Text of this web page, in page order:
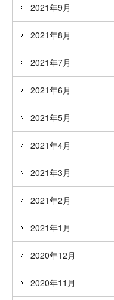
2021年9月
2021年8月
2021年7月
2021年6月
2021年5月
2021年4月
2021年3月
2021年2月
2021年1月
2020年12月
2020年11月